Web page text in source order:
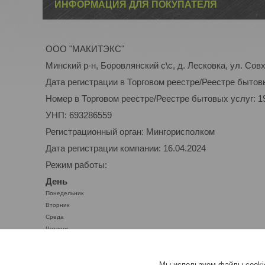
ИНФОРМАЦИЯ ДЛЯ ПОКУПАТЕЛЯ
ООО "МАКИТЭКС"
Минский р-н, Боровлянский с\с, д. Лесковка, ул.
Дата регистрации в Торговом реестре/Реестре
Номер в Торговом реестре/Реестре бытовых услуг:
УНП: 693286559
Регистрационный орган: Мингорисполком
Дата регистрации компании: 16.04.2024
Режим работы:
День
Понедельник
Вторник
Среда
Четверг